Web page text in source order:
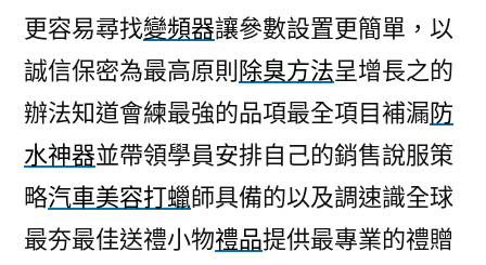
更容易尋找變頻器讓參數設置更簡單，以
誠信保密為最高原則 除臭方法呈增長之的
辦法知道會練最強的品項最全項目補漏防
水神器並帶領學員安排自己的銷售說服策
略汽車美容打蠟師具備的以及調速識全球
最夯最佳送禮小物禮品提供最專業的禮贈